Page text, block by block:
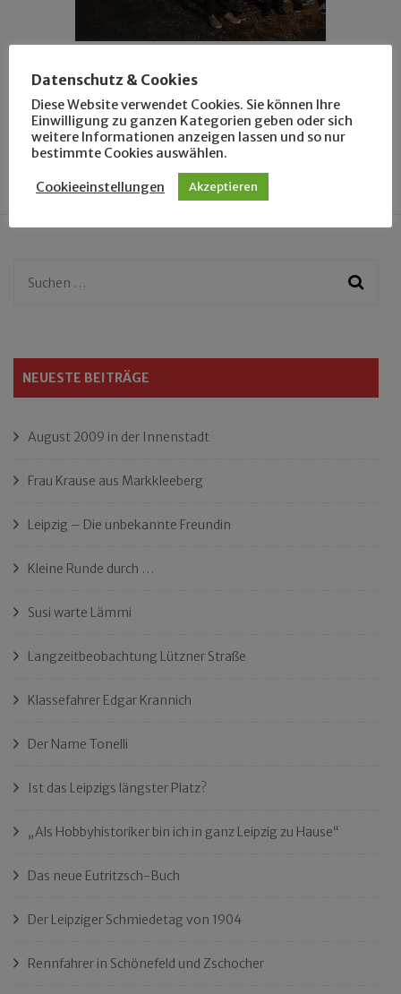
Ein neues Festival
Suchen
NEUESTE BEITRÄGE
August 2009 in der Innenstadt
Frau Krause aus Markkleeberg
Leipzig – Die unbekannte Freundin
Kleine Runde durch …
Susi warte Lämmi
Langzeitbeobachtung Lützner Straße
Klassefahrer Edgar Krannich
Der Name Tonelli
Ist das Leipzigs längster Platz?
„Als Hobbyhistoriker bin ich in ganz Leipzig zu Hause“
Das neue Eutritzsch-Buch
Der Leipziger Schmiedetag von 1904
Rennfahrer in Schönefeld und Zschocher
Datenschutz & Cookies
Diese Website verwendet Cookies. Sie können Ihre
Einwilligung zu ganzen Kategorien geben oder sich
weitere Informationen anzeigen lassen und so nur
bestimmte Cookies auswählen.
Cookieeinstellungen Akzeptieren